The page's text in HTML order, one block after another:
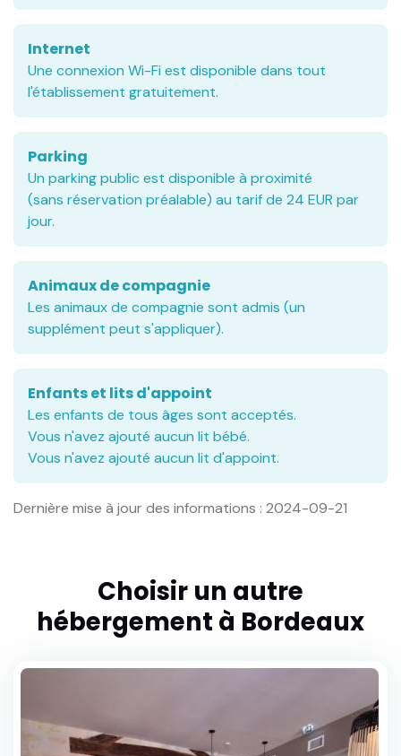
Internet
Une connexion Wi-Fi est disponible dans tout
l'établissement gratuitement.
Parking
Un parking public est disponible à proximité
(sans réservation préalable) au tarif de 24 EUR par
jour.
Animaux de compagnie
Les animaux de compagnie sont admis (un
supplément peut s'appliquer).
Enfants et lits d'appoint
Les enfants de tous âges sont acceptés.
Vous n'avez ajouté aucun lit bébé.
Vous n'avez ajouté aucun lit d'appoint.
Dernière mise à jour des informations : 2024-09-21
Choisir un autre
hébergement à Bordeaux